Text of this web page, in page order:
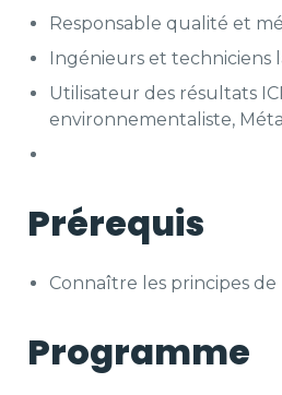
Responsable qualité et
Ingénieurs et techniciens
Utilisateur des résultats
environnementaliste,
Prérequis
Connaître les principes
Programme